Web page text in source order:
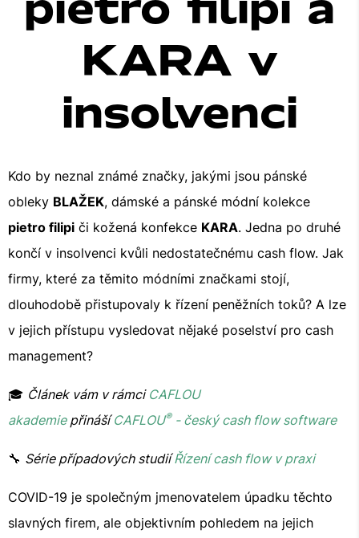
KARA v
insolvenci
Kdo by neznal známé značky, jakými jsou pánské
obleky BLAŽEK, dámské a pánské módní kolekce
pietro filipi či kožená konfekce KARA. Jedna po druhé
končí v insolvenci kvůli nedostatečnému cash flow. Jak
firmy, které za těmito módními značkami stojí,
dlouhodobě přistupovaly k řízení peněžních toků? A lze
v jejich přístupu vysledovat nějaké poselství pro cash
management?
🎓 Článek vám v rámci CAFLOU
akademiepřinášíCAFLOU®- český cash flow software
🔧 Série případových studiíŘízení cash flow v praxi
COVID-19 je společným jmenovatelem úpadku těchto
slavných firem, ale objektivním pohledem na jejich